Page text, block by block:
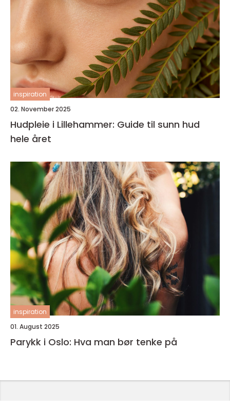
inspiration
02. November 2025
Hudpleie i Lillehammer: Guide til sunn hud
hele året
inspiration
01. August 2025
Parykk i Oslo: Hva man bør tenke på